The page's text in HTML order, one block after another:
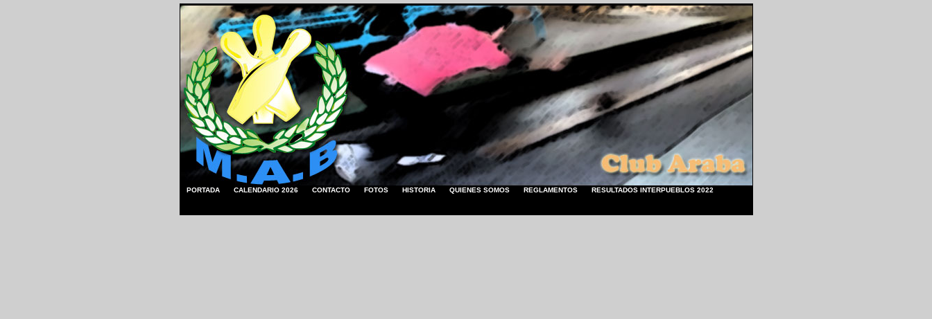
PORTADA CALENDARIO 2026 CONTACTO FOTOS HISTORIA QUIENES SOMOS REGLAMENTOS RESULTADOS INTERPUEBLOS 2022